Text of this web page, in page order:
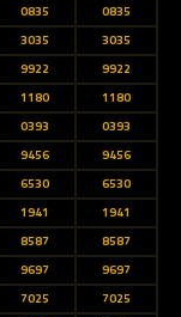
0835
0835
3035
3035
9922
9922
1180
1180
0393
0393
9456
9456
6530
6530
1941
1941
8587
8587
9697
9697
7025
7025